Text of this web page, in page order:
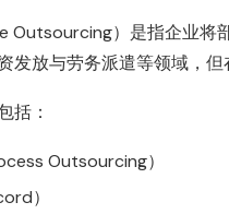
Outsourcing）是指企业
发放与劳务派遣等领域，
括：
Outsourcing）
）